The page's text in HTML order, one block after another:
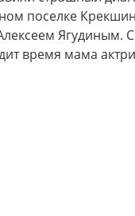
поселке
Ягудиным.
время мама